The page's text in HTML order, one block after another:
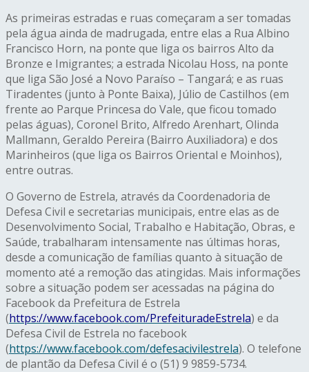
As primeiras estradas e ruas começaram a ser tomadas
pela água ainda de madrugada, entre elas a Rua Albino
Francisco Horn, na ponte que liga os bairros Alto da
Bronze e Imigrantes; a estrada Nicolau Hoss, na ponte
que liga São José a Novo Paraíso – Tangará; e as ruas
Tiradentes (junto à Ponte Baixa), Júlio de Castilhos (em
frente ao Parque Princesa do Vale, que ficou tomado
pelas águas), Coronel Brito, Alfredo Arenhart, Olinda
Mallmann, Geraldo Pereira (Bairro Auxiliadora) e dos
Marinheiros (que liga os Bairros Oriental e Moinhos),
entre outras.
O Governo de Estrela, através da Coordenadoria de
Defesa Civil e secretarias municipais, entre elas as de
Desenvolvimento Social, Trabalho e Habitação, Obras, e
Saúde, trabalharam intensamente nas últimas horas,
desde a comunicação de famílias quanto à situação de
momento até a remoção das atingidas. Mais informações
sobre a situação podem ser acessadas na página do
Facebook da Prefeitura de Estrela
(https://www.facebook.com/PrefeituradeEstrela) e da
Defesa Civil de Estrela no facebook
(https://www.facebook.com/defesacivilestrela). O telefone
de plantão da Defesa Civil é o (51) 9 9859-5734.